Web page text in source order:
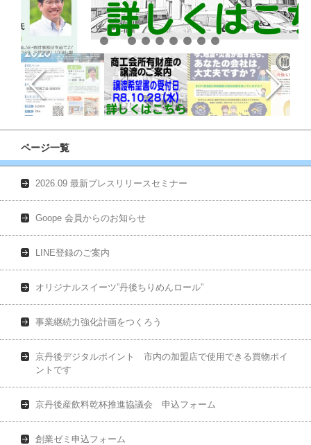
ページ一覧
2026.09 最新プレスリリースセミナー
Goope 会員からのお知らせ
LINE登録のご案内
オリジナルスイーツ”丹後ちりめんロール”
事業継続力強化計画をつくろう
京丹後デジタルポイント 市内の加盟店で使用できる買物ポイ
ントです
京丹後産飲料乾杯推進協議会 申込フォーム
創業ゼミ申込フォーム